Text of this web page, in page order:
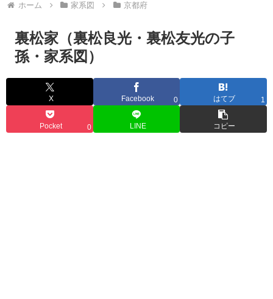
ホーム 家系図 京都府
裏松家（裏松良光・裏松友光の子
孫・家系図）
X Facebook 0 はてブ 1
Pocket 0 LINE コピー